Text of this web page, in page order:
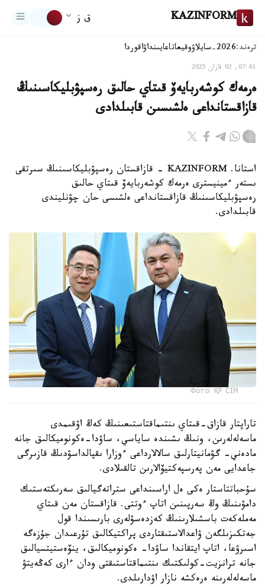
KAZINFORM ق ز
ترەند:2026-سايلاۋ وقيعاتاعايىنداۋاقوردا
07:41, 02 قازان 2025
ەرمەك كوشەربايەۆ قىتاي حالىق رەسپۋبليكاسىنىڭ
قازاقستانداعى ەلشىسىن قابىلدادى
استانا. KAZINFORM - قازاقستان رەسپۋبليكاسىنىڭ سىرتقى
ىستەر ءمينيسترى ەرمەك كوشەربايەۆ قىتاي حالىق
رەسپۋبليكاسىنىڭ قازاقستانداعى ەلشىسى حان چۋنليندى
قابىلدادى.
Фото: ҚР СІМ
تاراپتار قازاق-قىتاي ىنتىماقتاستىعىنىڭ كەڭ اۋقىمدى
ماسەلەلەرىن، ونىڭ ىشىندە ساياسي، ساۋدا-ەكونوميكالىق جانە
مادەني- گۋمانيتارلىق سالالارداعى ءوزارا ىقپالداسۋدىڭ قازىرگى
جاعدايى مەن پەرسپەكتيۆالارىن تالقىلادى.
سۇحباتتاستار ەكى ەل اراسىنداعى ستراتەگيالىق سەرىكتەستىك
دامۋىنىڭ وڭ سەرپىنىن اتاپ ءوتتى. قازاقستان مەن قىتاي
مەملەكەت باسشىلارىنىڭ كەزدەسۋلەرى بارىسىندا قول
جەتكىزىلگەن ۋاعدالاستىقتاردى پراكتيكالىق تۇرعىدان جۇزەگە
اسىرۋعا، اتاپ ايتقاندا ساۋدا- ەكونوميكالىق، ينۆەستيتسيالىق
جانە ترانزيت-كولىكتىك ىنتىماقتاستىقتى ودان ءارى كەڭەيتۋ
ماسەلەلەرىنە ەرەكشە نازار اۋدارىلدى.